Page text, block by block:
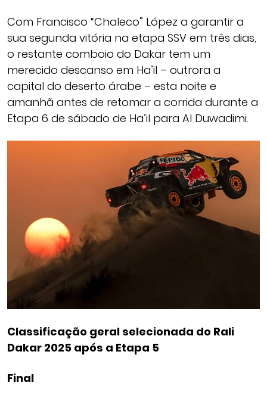
Com Francisco “Chaleco” López a garantir a
sua segunda vitória na etapa SSV em três dias,
o restante comboio do Dakar tem um
merecido descanso em Ha’il – outrora a
capital do deserto árabe – esta noite e
amanhã antes de retomar a corrida durante a
Etapa 6 de sábado de Ha’il para Al Duwadimi.
Classificação geral selecionada do Rali
Dakar 2025 após a Etapa 5
Final